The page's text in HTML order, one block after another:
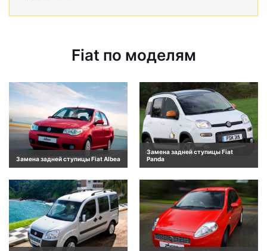
Fiat по моделям
Замена задней ступицы Fiat Albea
Замена задней ступицы Fiat
Panda